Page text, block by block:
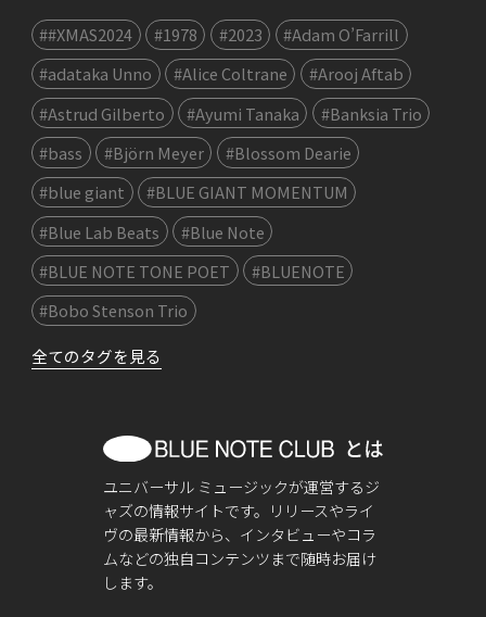
##XMAS2024 #1978 #2023
#Adam O’Farrill
#adataka Unno
#Alice Coltrane
#Arooj Aftab
#Astrud Gilberto
#Ayumi Tanaka
#Banksia Trio
#bass
#Björn Meyer
#Blossom Dearie
#blue giant
#BLUE GIANT MOMENTUM
#Blue Lab Beats
#Blue Note
#BLUE NOTE TONE POET
#BLUENOTE
#Bobo Stenson Trio
全てのタグを見る
ユニバーサル ミュージックが運営するジ
ャズの情報サイトです。リリースやライ
ヴの最新情報から、インタビューやコラ
ムなどの独自コンテンツまで随時お届け
します。